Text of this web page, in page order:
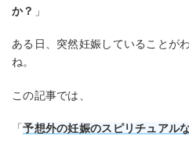
か？ 」
ある日、突然妊娠していることが
ね。
この記事では、
「予想外の妊娠のスピリチュアル